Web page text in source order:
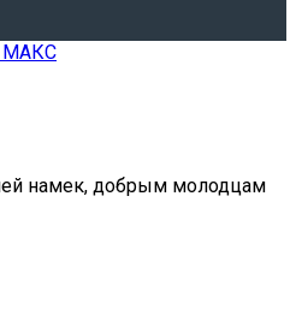
МАКС
намек, добрым молодцам